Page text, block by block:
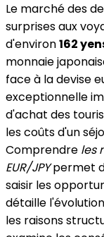
Le marché des
surprises aux
d'environ162
monnaie
face à la devise
exceptionnelle
d'achat des
les coûts d'un
Comprendre les
EUR/JPYpermet
saisir les
détaille
les raisons